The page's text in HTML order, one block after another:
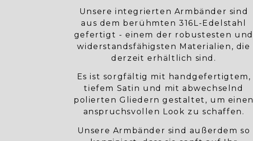
Unsere integrierten Armbänder sind
aus dem berühmten 316L-Edelstahl
gefertigt - einem der robustesten und
widerstandsfähigsten Materialien, die
derzeit erhältlich sind.
Es ist sorgfältig mit handgefertigtem,
tiefem Satin und mit abwechselnd
polierten Gliedern gestaltet, um einen
anspruchsvollen Look zu schaffen.
Unsere Armbänder sind außerdem so